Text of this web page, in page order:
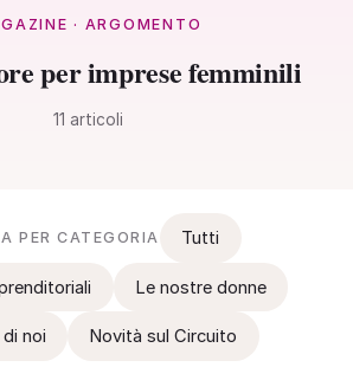
· ARGOMENTO
per imprese femminili
11 articoli
PER CATEGORIA Tutti
Le nostre donne
noi Novità sul Circuito